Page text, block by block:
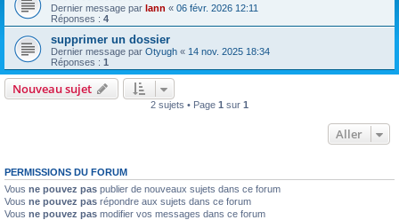
Dernier message par lann « 06 févr. 2026 12:11
Réponses : 4
supprimer un dossier
Dernier message par Otyugh « 14 nov. 2025 18:34
Réponses : 1
Nouveau sujet
2 sujets • Page 1 sur 1
Aller
PERMISSIONS DU FORUM
Vous ne pouvez pas publier de nouveaux sujets dans ce forum
Vous ne pouvez pas répondre aux sujets dans ce forum
Vous ne pouvez pas modifier vos messages dans ce forum